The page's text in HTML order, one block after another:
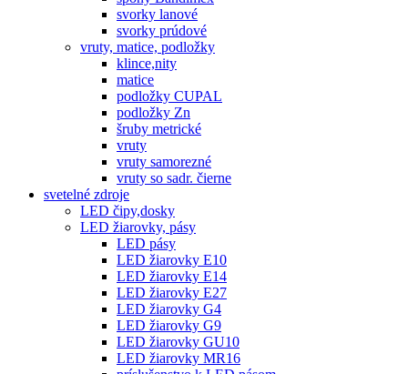
svorky lanové
svorky prúdové
vruty, matice, podložky
klince,nity
matice
podložky CUPAL
podložky Zn
šruby metrické
vruty
vruty samorezné
vruty so sadr. čierne
svetelné zdroje
LED čipy,dosky
LED žiarovky, pásy
LED pásy
LED žiarovky E10
LED žiarovky E14
LED žiarovky E27
LED žiarovky G4
LED žiarovky G9
LED žiarovky GU10
LED žiarovky MR16